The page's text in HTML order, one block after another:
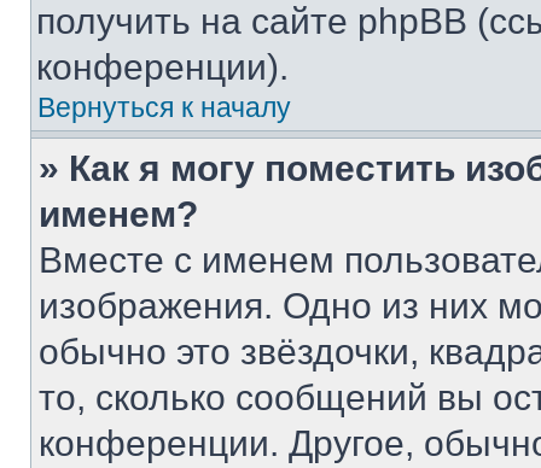
получить на сайте phpBB
конференции).
Вернуться к началу
» Как я могу поместить
именем?
Вместе с именем
изображения. Одно из них
обычно это звёздочки,
то, сколько сообщений вы
конференции. Другое,